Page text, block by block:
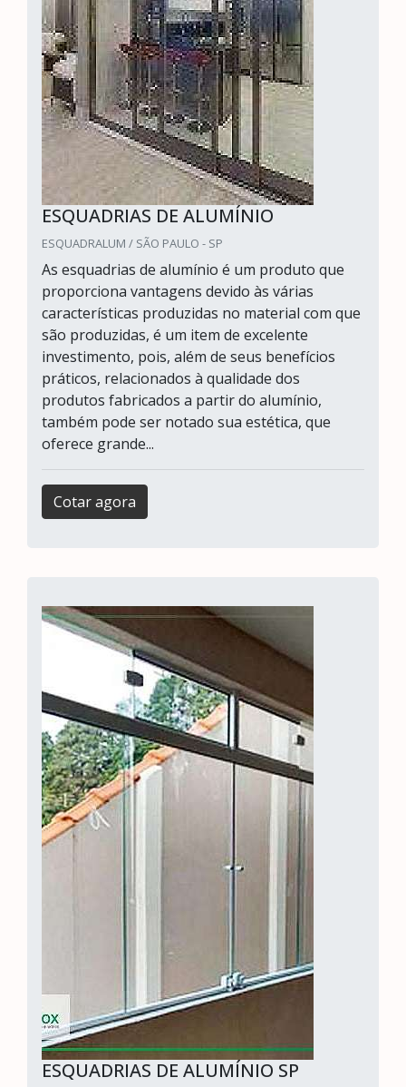
ESQUADRIAS DE ALUMÍNIO
ESQUADRALUM / SÃO PAULO - SP
As esquadrias de alumínio é um produto que
proporciona vantagens devido às várias
características produzidas no material com que
são produzidas, é um item de excelente
investimento, pois, além de seus benefícios
práticos, relacionados à qualidade dos
produtos fabricados a partir do alumínio,
também pode ser notado sua estética, que
oferece grande...
Cotar agora
ESQUADRIAS DE ALUMÍNIO SP